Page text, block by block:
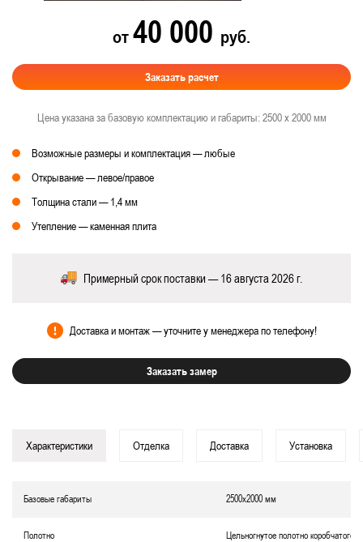
от40 000 руб.
Заказать расчет
Цена указана за базовую комплектацию и габариты: 2500 х 2000 мм
Возможные размеры и комплектация — любые
Открывание — левое/правое
Толщина стали — 1,4 мм
Утепление — каменная плита
Примерный срок поставки — 16 августа 2026 г.
Доставка и монтаж — уточните у менеджера по телефону!
Заказать замер
Характеристики Отделка Доставка Установка
Базовые габариты 2500х2000 мм
Полотно Цельногнутое полотно коробчатого